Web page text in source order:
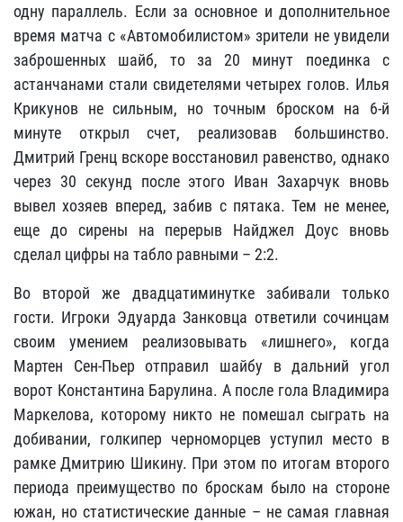
одну параллель. Если за основное и дополнительное
время матча с «Автомобилистом» зрители не увидели
заброшенных шайб, то за 20 минут поединка с
астанчанами стали свидетелями четырех голов. Илья
Крикунов не сильным, но точным броском на 6-й
минуте открыл счет, реализовав большинство.
Дмитрий Гренц вскоре восстановил равенство, однако
через 30 секунд после этого Иван Захарчук вновь
вывел хозяев вперед, забив с пятака. Тем не менее,
еще до сирены на перерыв Найджел Доус вновь
сделал цифры на табло равными – 2:2.
Во второй же двадцатиминутке забивали только
гости. Игроки Эдуарда Занковца ответили сочинцам
своим умением реализовывать «лишнего», когда
Мартен Сен-Пьер отправил шайбу в дальний угол
ворот Константина Барулина. А после гола Владимира
Маркелова, которому никто не помешал сыграть на
добивании, голкипер черноморцев уступил место в
рамке Дмитрию Шикину. При этом по итогам второго
периода преимущество по броскам было на стороне
южан, но статистические данные – не самая главная